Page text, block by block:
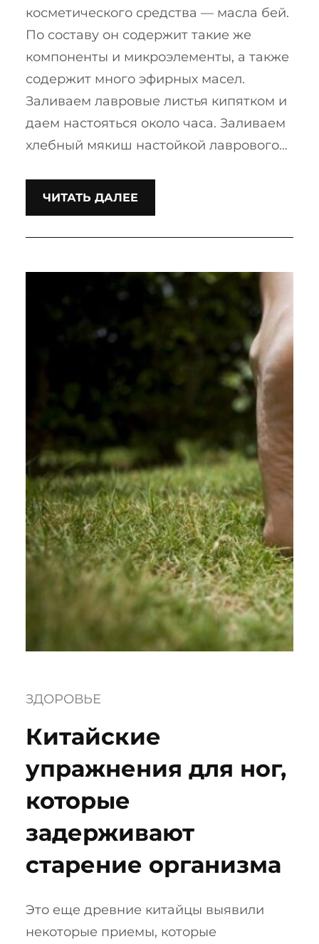
косметического средства — масла бей.
По составу он содержит такие же
компоненты и микроэлементы, а также
содержит много эфирных масел.
Заливаем лавровые листья кипятком и
даем настояться около часа. Заливаем
хлебный мякиш настойкой лаврового…
ЧИТАТЬ ДАЛЕЕ
ЗДОРОВЬЕ
Китайские
упражнения для ног,
которые
задерживают
старение организма
Это еще древние китайцы выявили
некоторые приемы, которые